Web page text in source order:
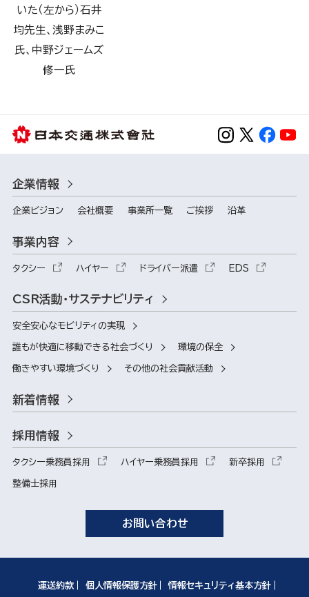
いた（左から）石井
均先生、浅野まみこ
氏、中野ジェームズ
修一氏
企業情報
企業ビジョン 会社概要 事業所一覧 ご挨拶 沿革
事業内容
タクシー ハイヤー ドライバー派遣 EDS
CSR活動・サステナビリティ
安全安心なモビリティの実現
誰もが快適に移動できる社会づくり 環境の保全
働きやすい環境づくり その他の社会貢献活動
新着情報
採用情報
タクシー乗務員採用 ハイヤー乗務員採用 新卒採用
整備士採用
お問い合わせ
運送約款 個人情報保護方針 情報セキュリティ基本方針